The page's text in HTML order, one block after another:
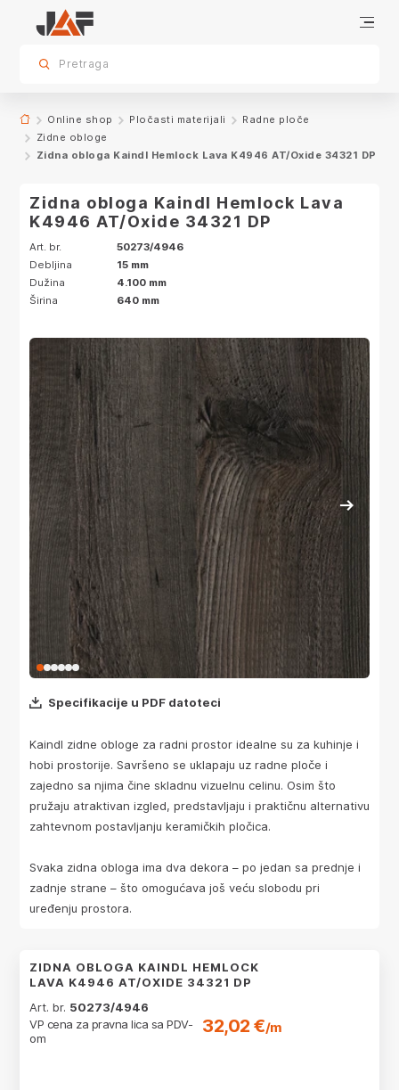
sr.skip-to.main-content
sr.skip-to.table-of-contents
sr.skip-to.main-navigation
Specifikacije
Karakteristike
Pretraga
Online shop Pločasti materijali
Radne ploče
Zidne obloge
Zidna obloga Kaindl Hemlock Lava K4946 AT/Oxide 34321 DP
Zidna obloga Kaindl Hemlock Lava
K4946 AT/Oxide 34321 DP
Art. br.
50273/4946
Debljina
15 mm
Dužina
4.100 mm
Širina
640 mm
Specifikacije u PDF datoteci
Kaindl zidne obloge za radni prostor idealne su za kuhinje i
hobi prostorije. Savršeno se uklapaju uz radne ploče i
zajedno sa njima čine skladnu vizuelnu celinu. Osim što
pružaju atraktivan izgled, predstavljaju i praktičnu alternativu
zahtevnom postavljanju keramičkih pločica.
Svaka zidna obloga ima dva dekora – po jedan sa prednje i
zadnje strane – što omogućava još veću slobodu pri
uređenju prostora.
ZIDNA OBLOGA KAINDL HEMLOCK
LAVA K4946 AT/OXIDE 34321 DP
Art. br. 50273/4946
VP cena za pravna lica sa PDV-
om
32,02 €/m